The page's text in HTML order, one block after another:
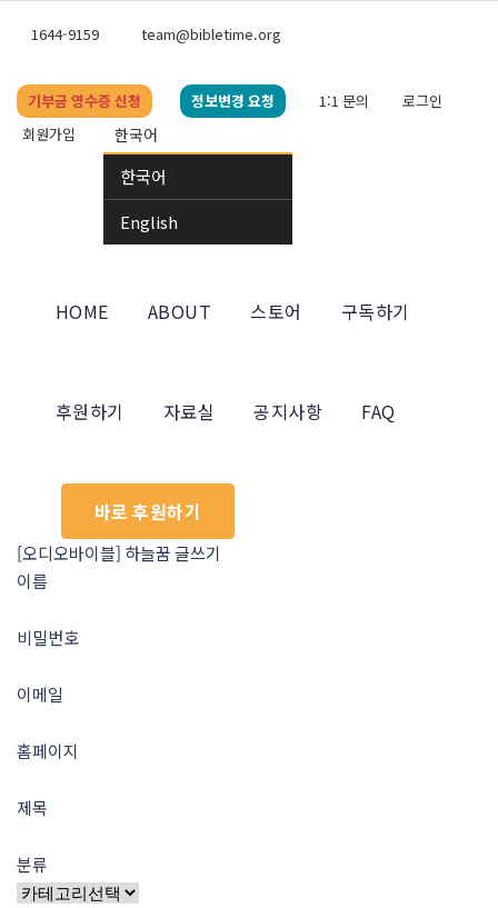
1644-9159 team@bibletime.org
기부금 영수증 신청 정보변경 요청 1:1 문의
로그인
회원가입
한국어
한국어
English
HOME ABOUT 스토어 구독하기
후원하기 자료실 공지사항 FAQ
바로 후원하기
[오디오바이블] 하늘꿈 글쓰기
이름
비밀번호
이메일
홈페이지
제목
분류